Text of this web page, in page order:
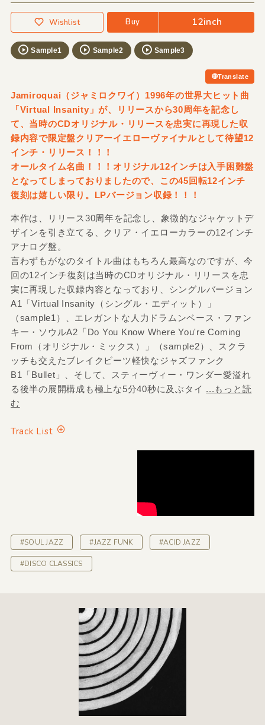
Wishlist Buy 12inch
Sample1 Sample2 Sample3
Translate
Jamiroquai（ジャミロクワイ）1996年の世界大ヒット曲
「Virtual Insanity」が、リリースから30周年を記念し
て、当時のCDオリジナル・リリースを忠実に再現した収
録内容で限定盤クリアーイエローヴァイナルとして待望12
インチ・リリース！！！
オールタイム名曲！！！オリジナル12インチは入手困難盤
となってしまっておりましたので、この45回転12インチ
復刻は嬉しい限り。LPバージョン収録！！！
本作は、リリース30周年を記念し、象徴的なジャケットデ
ザインを引き立てる、クリア・イエローカラーの12インチ
アナログ盤。
言わずもがなのタイトル曲はもちろん最高なのですが、今
回の12インチ復刻は当時のCDオリジナル・リリースを忠
実に再現した収録内容となっており、シングルバージョン
A1「Virtual Insanity（シングル・エディット）」
（sample1）、エレガントな人力ドラムンベース・ファン
キー・ソウルA2「Do You Know Where You're Coming
From（オリジナル・ミックス）」（sample2）、スクラ
ッチも交えたブレイクビーツ軽快なジャズファンク
B1「Bullet」、そして、スティーヴィー・ワンダー愛溢れ
る後半の展開構成も極上な5分40秒に及ぶタイ ...もっと読
む
Track List
#SOUL JAZZ #JAZZ FUNK #ACID JAZZ
#DISCO CLASSICS